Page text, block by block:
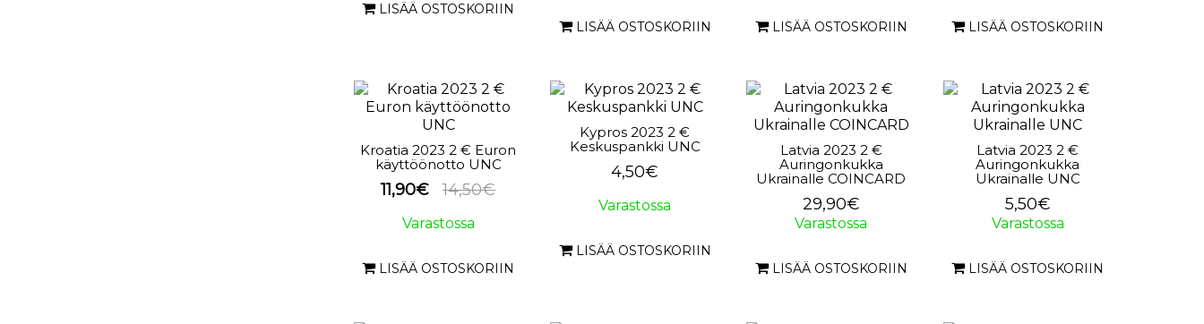
LISÄÄ OSTOSKORIIN
LISÄÄ OSTOSKORIIN LISÄÄ OSTOSKORIIN LISÄÄ OSTOSKORIIN
Kroatia 2023 2 € Euron
käyttöönotto UNC
11,90€ 14,50€
Varastossa
LISÄÄ OSTOSKORIIN
Kypros 2023 2 €
Keskuspankki UNC
4,50€
Varastossa
LISÄÄ OSTOSKORIIN
Latvia 2023 2 €
Auringonkukka
Ukrainalle COINCARD
29,90€
Varastossa
LISÄÄ OSTOSKORIIN
Latvia 2023 2 €
Auringonkukka
Ukrainalle UNC
5,50€
Varastossa
LISÄÄ OSTOSKORIIN